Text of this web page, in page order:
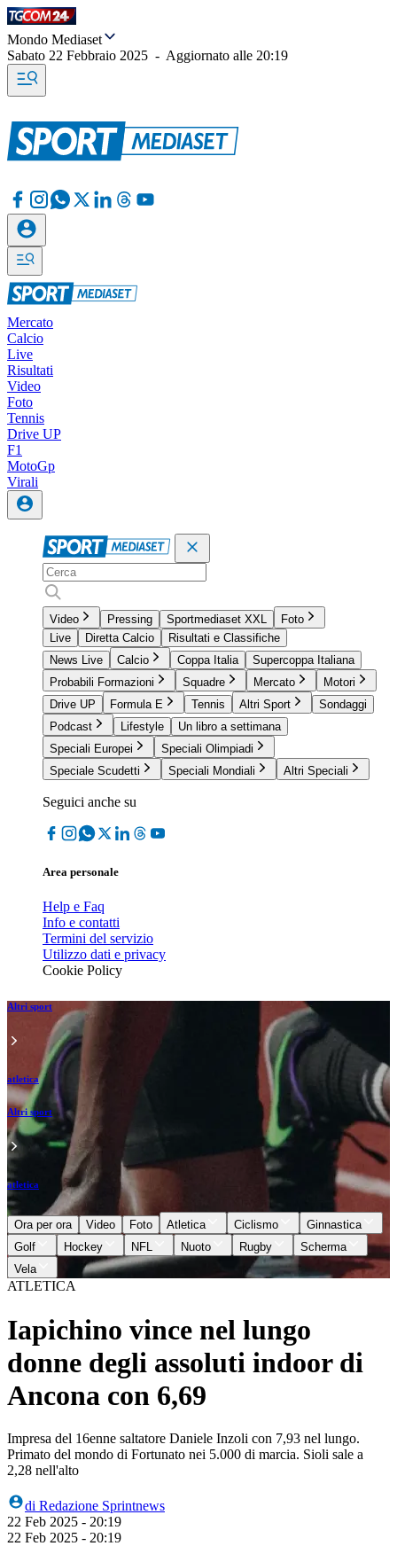
Mondo Mediaset
Sabato 22 Febbraio 2025 - Aggiornato alle 20:19
Mercato
Calcio
Live
Risultati
Video
Foto
Tennis
Drive UP
F1
MotoGp
Virali
Video Pressing Sportmediaset XXL
Foto
Live
Diretta Calcio
Risultati e Classifiche
News Live
Calcio Coppa Italia
Supercoppa Italiana
Probabili Formazioni
Squadre Mercato
Motori
Drive UP
Formula E Tennis Altri Sport
Sondaggi
Podcast
Lifestyle
Un libro a settimana
Speciali Europei
Speciali Olimpiadi
Speciale Scudetti
Speciali Mondiali Altri Speciali
Seguici anche su
Area personale
Help e Faq
Info e contatti
Termini del servizio
Utilizzo dati e privacy
Cookie Policy
Altri sport
atletica
Altri sport
atletica
Ora per ora Video Foto Atletica Ciclismo
Ginnastica
Golf
Hockey NFL Nuoto Rugby
Scherma
Vela
ATLETICA
Iapichino vince nel lungo
donne degli assoluti indoor di
Ancona con 6,69
Impresa del 16enne saltatore Daniele Inzoli con 7,93 nel lungo.
Primato del mondo di Fortunato nei 5.000 di marcia. Sioli sale a
2,28 nell'alto
di Redazione Sprintnews
22 Feb 2025 - 20:19
22 Feb 2025 - 20:19